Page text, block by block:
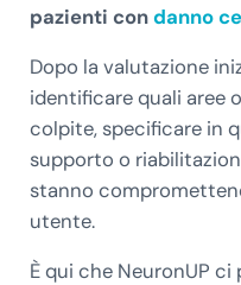
pazienti condanno
Dopo la valutazione
identificare quali aree
colpite, specificare in
supporto o
stanno
utente.
È qui che NeuronUP